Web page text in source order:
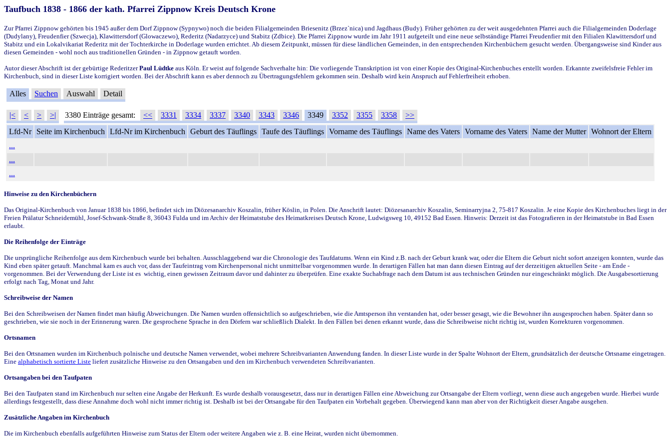
Taufbuch 1838 - 1866 der kath. Pfarrei Zippnow Kreis Deutsch Krone
Zur Pfarrei Zippnow gehörten bis 1945 außer dem Dorf Zippnow (Sypnywo) noch die beiden Filialgemeinden Briesenitz (Brzez`nica) und Jagdhaus (Budy). Früher gehörten zu der weit ausgedehnten Pfarrei auch die Filialgemeinden Doderlage
(Dudylany), Freudenfier (Szwecja), Klawittersdorf (Glowaczewo), Rederitz (Nadarzyce) und Stabitz (Zdbice). Die Pfarrei Zippnow wurde im Jahr 1911 aufgeteilt und eine neue selbständige Pfarrei Freudenfier mit den Filialen Klawittersdorf und
Stabitz und ein Lokalvikariat Rederitz mit der Tochterkirche in Doderlage wurden errichtet. Ab diesem Zeitpunkt, müssen für diese ländlichen Gemeinden, in den entsprechenden Kirchenbüchern gesucht werden. Übergangsweise sind Kinder aus
diesen Gemeinden - wohl noch aus traditionellen Gründen - in Zippnow getauft worden.
Autor dieser Abschrift ist der gebürtige RederitzerPaul Lüdtke aus Köln. Er weist auf folgende Sachverhalte hin: Die vorliegende Transkription ist von einer Kopie des Original-Kirchenbuches erstellt worden. Erkannte zweifelsfreie Fehler im
Kirchenbuch, sind in dieser Liste korrigiert worden. Bei der Abschrift kann es aber dennoch zu Übertragungsfehlern gekommen sein. Deshalb wird kein Anspruch auf Fehlerfreiheit erhoben.
Alles Suchen Auswahl Detail
|< < > >| 3380 Einträge gesamt: << 3331 3334 3337 3340 3343 3346 3349 3352 3355 3358
>>
Lfd-Nr
Seite im Kirchenbuch Lfd-Nr im Kirchenbuch Geburt des Täuflings Taufe des Täuflings Vorname des Täuflings Name des Vaters Vorname des Vaters Name der Mutter Wohnort der Eltern
...
...
...
Hinweise zu den Kirchenbüchern
Das Original-Kirchenbuch von Januar 1838 bis 1866, befindet sich im Diözesanarchiv Koszalin, früher Köslin, in Polen. Die Anschrift lautet: Diözesanarchiv Koszalin, Seminarryjna 2, 75-817 Koszalin. Je eine Kopie des Kirchenbuches liegt in der
Freien Prälatur Schneidemühl, Josef-Schwank-Straße 8, 36043 Fulda und im Archiv der Heimatstube des Heimatkreises Deutsch Krone, Ludwigsweg 10, 49152 Bad Essen. Hinweis: Derzeit ist das Fotografieren in der Heimatstube in Bad Essen
erlaubt.
Die Reihenfolge der Einträge
Die ursprüngliche Reihenfolge aus dem Kirchenbuch wurde bei behalten. Ausschlaggebend war die Chronologie des Taufdatums. Wenn ein Kind z.B. nach der Geburt krank war, oder die Eltern die Geburt nicht sofort anzeigen konnten, wurde das
Kind eben später getauft. Manchmal kam es auch vor, dass der Taufeintrag vom Kirchenpersonal nicht unmittelbar vorgenommen wurde. In derartigen Fällen hat man dann diesen Eintrag auf der derzeitigen aktuellen Seite - am Ende -
vorgenommen. Bei der Verwendung der Liste ist es wichtig, einen gewissen Zeitraum davor und dahinter zu überprüfen. Eine exakte Suchabfrage nach dem Datum ist aus technischen Gründen nur eingeschränkt möglich. Die Ausgabesortierung
erfolgt nach Tag, Monat und Jahr.
Schreibweise der Namen
Bei den Schreibweisen der Namen findet man häufig Abweichungen. Die Namen wurden offensichtlich so aufgeschrieben, wie die Amtsperson ihn verstanden hat, oder besser gesagt, wie die Bewohner ihn ausgesprochen haben. Später dann so
geschrieben, wie sie noch in der Erinnerung waren. Die gesprochene Sprache in den Dörfern war schließlich Dialekt. In den Fällen bei denen erkannt wurde, dass die Schreibweise nicht richtig ist, wurden Korrekturen vorgenommen.
Ortsnamen
Bei den Ortsnamen wurden im Kirchenbuch polnische und deutsche Namen verwendet, wobei mehrere Schreibvarianten Anwendung fanden. In dieser Liste wurde in der Spalte Wohnort der Eltern, grundsätzlich der deutsche Ortsname eingetragen.
Eine alphabetisch sortierte Liste liefert zusätzliche Hinweise zu den Ortsangaben und den im Kirchenbuch verwendeten Schreibvarianten.
Ortsangaben bei den Taufpaten
Bei den Taufpaten stand im Kirchenbuch nur selten eine Angabe der Herkunft. Es wurde deshalb vorausgesetzt, dass nur in derartigen Fällen eine Abweichung zur Ortsangabe der Eltern vorliegt, wenn diese auch angegeben wurde. Hierbei wurde
allerdings festgestellt, dass diese Annahme doch wohl nicht immer richtig ist. Deshalb ist bei der Ortsangabe für den Taufpaten ein Vorbehalt gegeben. Überwiegend kann man aber von der Richtigkeit dieser Angabe ausgehen.
Zusätzliche Angaben im Kirchenbuch
Die im Kirchenbuch ebenfalls aufgeführten Hinweise zum Status der Eltern oder weitere Angaben wie z. B. eine Heirat, wurden nicht übernommen.